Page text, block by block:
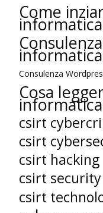
Come
informatica
Consulenza
Cosa
informatica
csirt
csirt
csirt hacking
csirt security
csirt